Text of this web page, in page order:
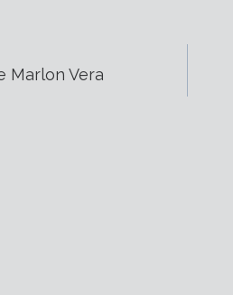
Marlon Vera